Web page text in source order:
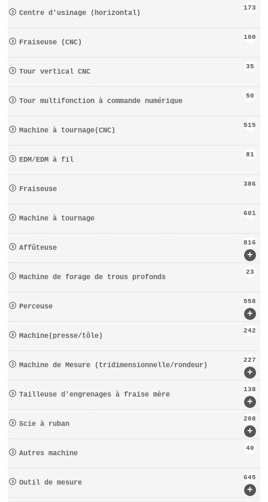
Centre d′usinage (horizontal)
173
Fraiseuse (CNC)
100
Tour vertical CNC
35
Tour multifonction à commande numérique
50
Machine à tournage(CNC)
515
EDM/EDM à fil
81
Fraiseuse
386
Machine à tournage
601
+
Affûteuse
816
Machine de forage de trous profonds
23
+
Perceuse
558
Machine(presse/tôle)
242
+
Machine de Mesure (tridimensionnelle/rondeur)
227
+
Tailleuse d′engrenages à fraise mère
138
+
Scie à ruban
208
Autres machine
40
+
Outil de mesure
645